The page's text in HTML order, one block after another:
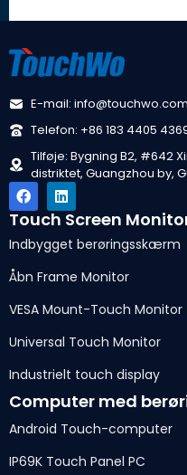
E-mail: info@touchwo.com
Telefon: +86 183 4405
Tilføje: Bygning B2, #642
distriktet, Guangzhou by,
Touch Screen
Indbygget berøringsskærm
Åbn Frame Monitor
VESA Mount-Touch Monitor
Universal Touch Monitor
Industrielt touch display
Computer med
Android Touch-computer
IP69K Touch Panel PC